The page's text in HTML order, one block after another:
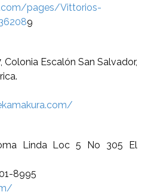
pages/Vittorios-
9
Escalón San Salvador,
Linda Loc 5 No 305 El
8995